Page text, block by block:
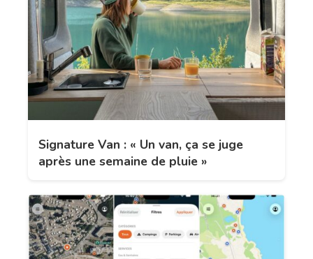
Signature Van : « Un van, ça se juge
après une semaine de pluie »